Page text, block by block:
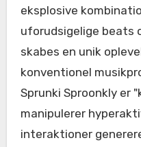
eksplosive
uforudsigelige beats
skabes en unik
konventionel
Sprunki Sproonkly er
manipulerer
interaktioner